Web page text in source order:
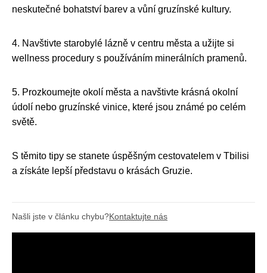
neskutečné bohatství barev a vůní gruzínské kultury.
4. Navštivte starobylé lázně v centru města a užijte si
wellness procedury s používáním minerálních pramenů.
5. Prozkoumejte okolí města a navštivte krásná okolní
údolí nebo gruzínské vinice, které jsou známé po celém
světě.
S těmito tipy se stanete úspěšným cestovatelem v Tbilisi
a získáte lepší představu o krásách Gruzie.
Našli jste v článku chybu?Kontaktujte nás